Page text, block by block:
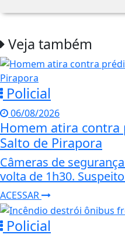
Veja também
Policial
06/08/2026
Homem atira contra
Salto de Pirapora
Câmeras de
volta de 1h30.
ACESSAR
Policial